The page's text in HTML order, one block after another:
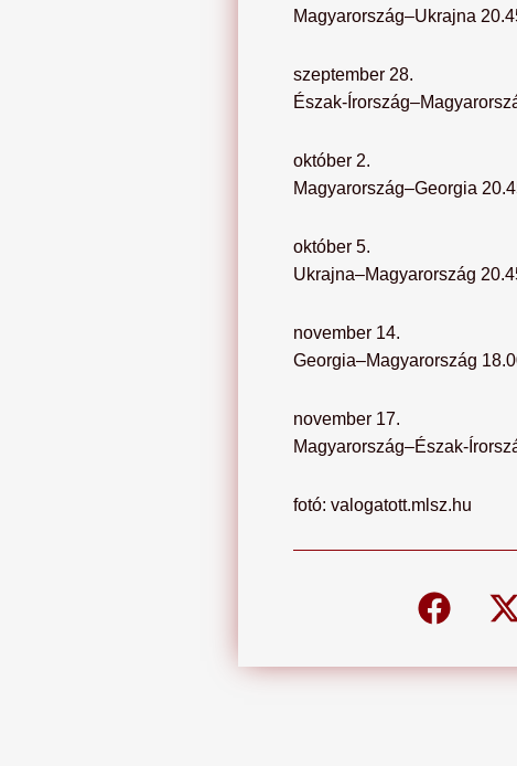
Magyarország–Ukrajna
szeptember 28.
Észak-
október 2.
Magyarország–Georgia
október 5.
Ukrajna–Magyarország
november 14.
Georgia–Magyarország
november 17.
Magyarország–Észak-
fotó: valogatott.mlsz.hu